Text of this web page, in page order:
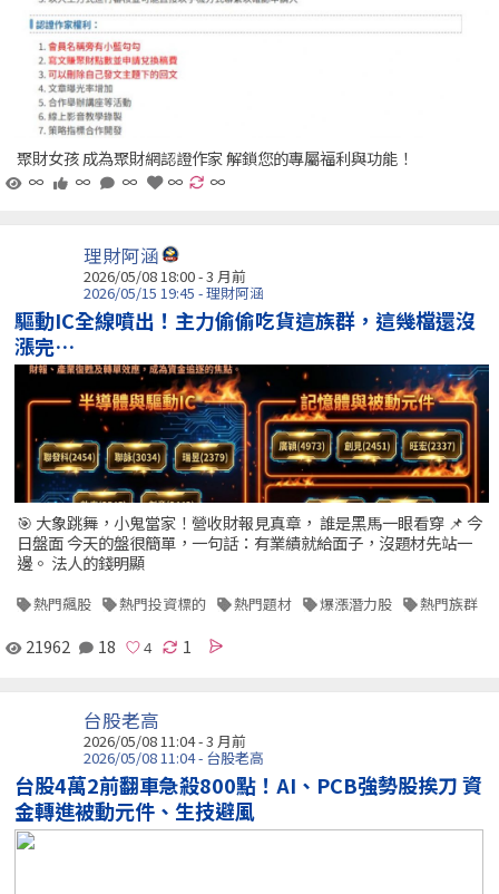
聚財女孩 成為聚財網認證作家 解鎖您的專屬福利與功能！
∞
∞ ∞ ∞ ∞
理財阿涵
2026/05/08 18:00 - 3 月前
2026/05/15 19:45 - 理財阿涵
驅動IC全線噴出！主力偷偷吃貨這族群，這幾檔還沒
漲完…
🎯 大象跳舞，小鬼當家！營收財報見真章， 誰是黑馬一眼看穿 📌 今
日盤面 今天的盤很簡單，一句話：有業績就給面子，沒題材先站一
邊。 法人的錢明顯
熱門飆股 熱門投資標的 熱門題材 爆漲潛力股 熱門族群
21962 18 1
台股老高
2026/05/08 11:04 - 3 月前
2026/05/08 11:04 - 台股老高
台股4萬2前翻車急殺800點！AI、PCB強勢股挨刀 資
金轉進被動元件、生技避風